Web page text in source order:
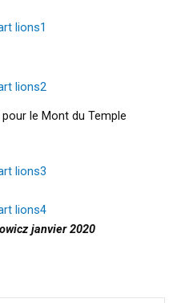
le Mont du Temple
janvier 2020